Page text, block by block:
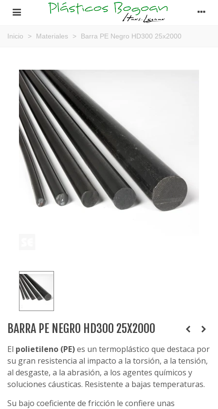
Inicio > Materiales > Barra PE Negro HD300 25x2000
BARRA PE NEGRO HD300 25X2000
El polietileno (PE)es un termoplástico que destaca por
su gran resistencia al impacto a la torsión, a la tensión,
al desgaste, a la abrasión, a los agentes químicos y
soluciones cáusticas. Resistente a bajas temperaturas.
Su bajo coeficiente de fricción le confiere unas